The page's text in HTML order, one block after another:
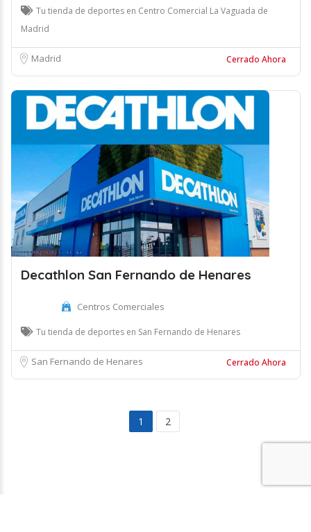
Tu tienda de deportes en Centro Comercial La Vaguada de
Madrid
Madrid Cerrado Ahora
Decathlon San Fernando de Henares
Centros Comerciales
Tu tienda de deportes en San Fernando de Henares
San Fernando de Henares Cerrado Ahora
1 2